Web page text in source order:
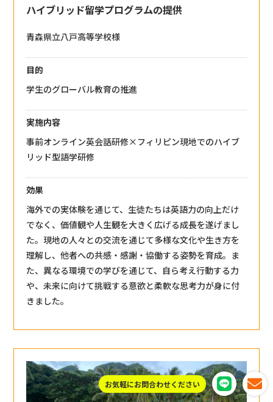
ハイブリッド留学プログラムの提供
青森県立八戸高等学校様
目的
学生のグローバル教育の推進
実施内容
事前オンライン英会話研修×フィリピン現地でのハイブ
リッド型語学研修
効果
海外での実体験を通じて、生徒たちは英語力の向上だけ
でなく、価値観や人生観を大きく広げる成長を遂げまし
た。現地の人々との交流を通じて多様な文化や生き方を
理解し、他者への共感・感謝・協働する姿勢を育成。ま
た、異なる環境での学びを通じて、自ら考え行動する力
や、未来に向けて挑戦する意欲と柔軟な思考力が身に付
きました。
お気軽にお問合わせください